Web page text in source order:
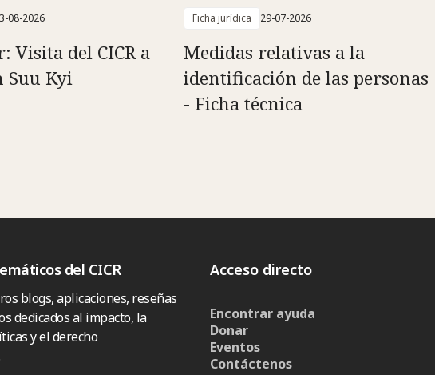
08-2026
Visita del CICR a
Suu Kyi
Ficha jurídica 29-07-2026
Medidas relativas a la
identificación de las personas
- Ficha técnica
del CICR
blogs, aplicaciones, reseñas
dedicados al impacto, la
y el derecho
Acceso directo
Encontrar ayuda
Donar
Eventos
Contáctenos